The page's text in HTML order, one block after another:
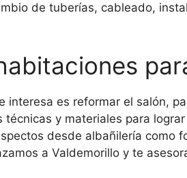
de tuberías, cableado,
interesa es reformar el salón,
técnicas y materiales para
desde albañilería como
a Valdemorillo y te